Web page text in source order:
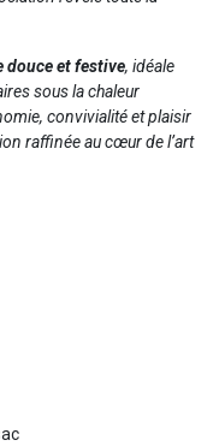
douce et festive, idéale
sous la chaleur
convivialité et plaisir
raffinée au cœur de l’art